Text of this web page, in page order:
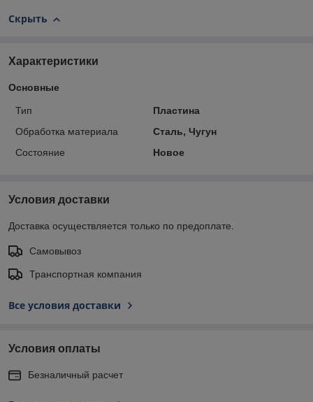
Скрыть
Характеристики
Основные
Тип
Пластина
Обработка материала
Сталь, Чугун
Состояние
Новое
Условия доставки
Доставка осуществляется только по предоплате.
Самовывоз
Транспортная компания
Все условия доставки
Условия оплаты
Безналичный расчет